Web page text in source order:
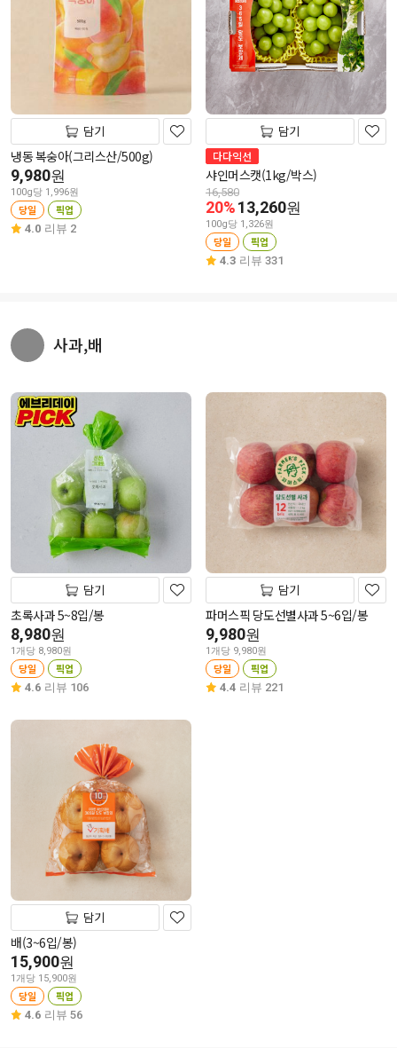
담기
냉동 복숭아(그리스산/500g)
9,980원
100g당 1,996원
당일 픽업
4.0 리뷰 2
담기
다다익선
샤인머스캣(1kg/박스)
16,580
20%13,260원
100g당 1,326원
당일 픽업
4.3 리뷰 331
사과,배
담기
초록사과 5~8입/봉
8,980원
1개당 8,980원
당일 픽업
4.6 리뷰 106
담기
파머스픽 당도선별사과 5~6입/봉
9,980원
1개당 9,980원
당일 픽업
4.4 리뷰 221
담기
배(3~6입/봉)
15,900원
1개당 15,900원
당일 픽업
4.6 리뷰 56